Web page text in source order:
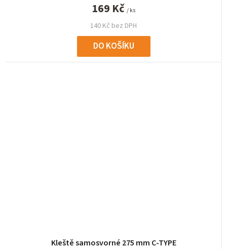
140 Kč bez DPH
169 Kč / ks
DO KOŠÍKU
Kleště samosvorné 275 mm C-TYPE